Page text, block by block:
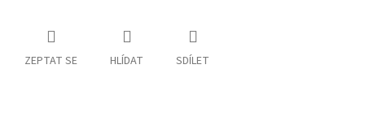
ZEPTAT SE HLÍDAT SDÍLET